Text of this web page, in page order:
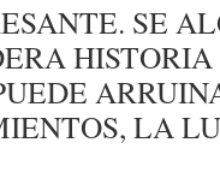
SE
LA